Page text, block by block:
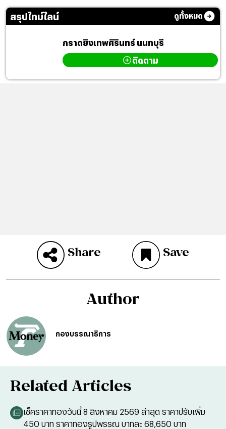
สรุปไทม์ไลน์ ดูทั้งหมด
กราดยิงเทพศิรินทร์ นนทบุรี
ติดตาม
Share Save
Author
กองบรรณาธิการ
Related Articles
เช็คราคาทองวันนี้ 8 สิงหาคม 2569 ล่าสุด ราคาปรับเพิ่ม
450 บาท ราคาทองรูปพรรณ บาทละ 68,650 บาท